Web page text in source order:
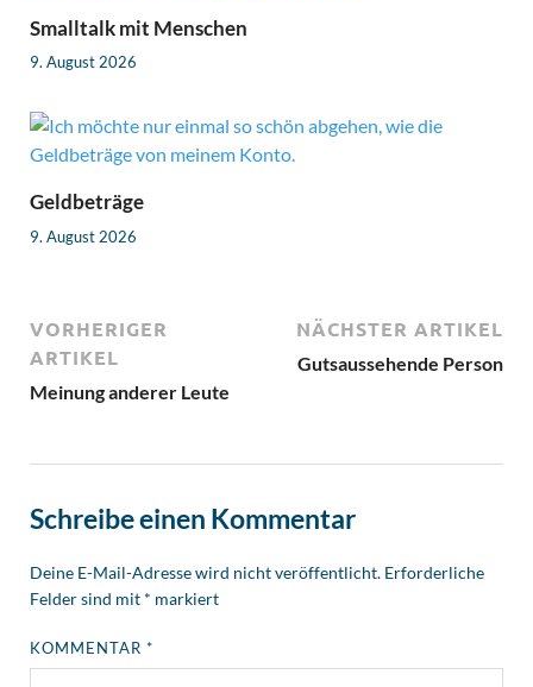
Smalltalk mit Menschen
9. August 2026
Geldbeträge
9. August 2026
VORHERIGER
ARTIKEL
Meinung anderer Leute
NÄCHSTER ARTIKEL
Gutsaussehende Person
Schreibe einen Kommentar
Deine E-Mail-Adresse wird nicht veröffentlicht. Erforderliche
Felder sind mit * markiert
KOMMENTAR*